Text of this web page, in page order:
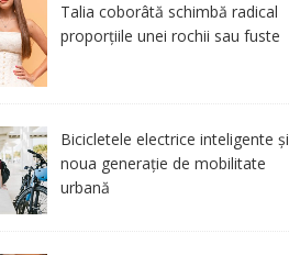
Talia coborâtă schimbă radical
proporțiile unei rochii sau fuste
Bicicletele electrice inteligente și
noua generație de mobilitate
urbană